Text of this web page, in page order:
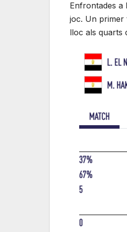
Enfrontades a
joc. Un primer
lloc als quarts